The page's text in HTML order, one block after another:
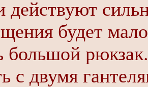
действуют
будет
большой
с двумя